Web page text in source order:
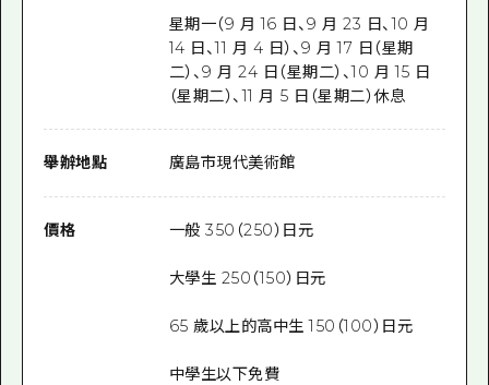
星期一（9 月 16 日、9 月 23 日、10 月
14 日、11 月 4 日）、9 月 17 日（星期
二）、9 月 24 日（星期二）、10 月 15 日
（星期二）、11 月 5 日（星期二）休息
舉辦地點 廣島市現代美術館
價格 一般 350（250）日元
大學生 250（150）日元
65 歲以上的高中生 150（100）日元
中學生以下免費